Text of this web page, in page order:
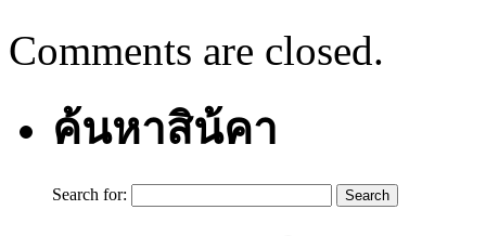
Comments are closed.
ค้นหาสิน้คา
Search for: